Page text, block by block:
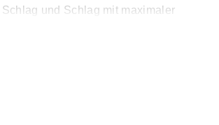
und Schlag mit maximaler